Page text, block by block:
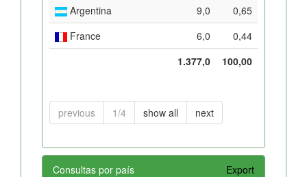
Argentina
9,0
0,65
France
6,0
0,44
1.377,0
100,00
previous 1/4 show all next
Consultas por país Export